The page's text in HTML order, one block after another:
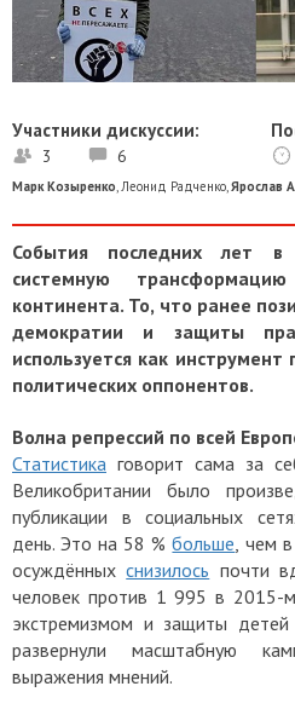
Участники дискуссии:
3 6
Марк Козыренко,Леонид Радченко,Ярослав
События последних лет в
системную
континента. То, что ранее
демократии и защиты
используется как инструмент
политических оппонентов.
Волна репрессий по всей
Статистика говорит сама за
Великобритании было
публикации в социальных
день.Это на 58 %больше, чем
осуждённыхснизилось почти
человек против 1 995 в 2015-
экстремизмом и защиты детей
развернули масштабную
выражения мнений.